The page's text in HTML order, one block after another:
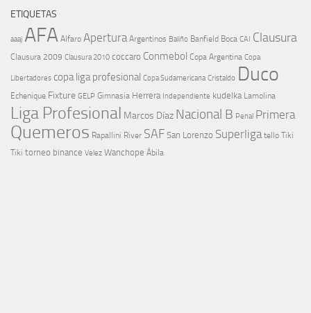
ETIQUETAS
aaaj AFA Alfaro Apertura Argentinos Baliño Banfield Boca CAI Clausura
Clausura 2009 Clausura 2010 coccaro Conmebol Copa Argentina Copa
Libertadores copa liga profesional Copa Sudamericana Cristaldo Duco
Echenique Fixture GELP Gimnasia Herrera Independiente kudelka Lamolina
Liga Profesional Marcos Díaz Nacional B Penal Primera
Quemeros Rapallini River SAF San Lorenzo Superliga tello Tiki
Tiki torneo binance Velez Wanchope Ábila